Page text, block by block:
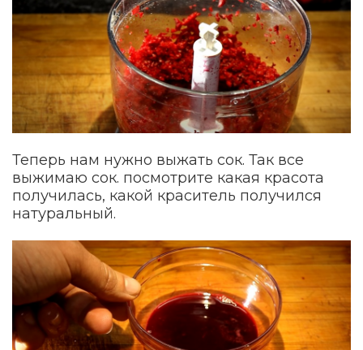
Теперь нам нужно выжать сок. Так все
выжимаю сок. посмотрите какая красота
получилась, какой краситель получился
натуральный.